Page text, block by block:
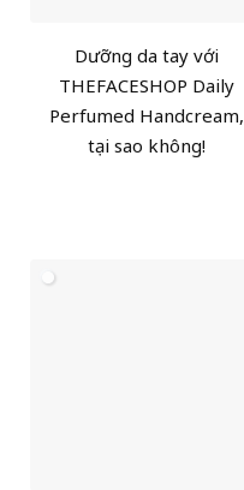
Dưỡng da tay với
THEFACESHOP Daily
Perfumed Handcream,
tại sao không!